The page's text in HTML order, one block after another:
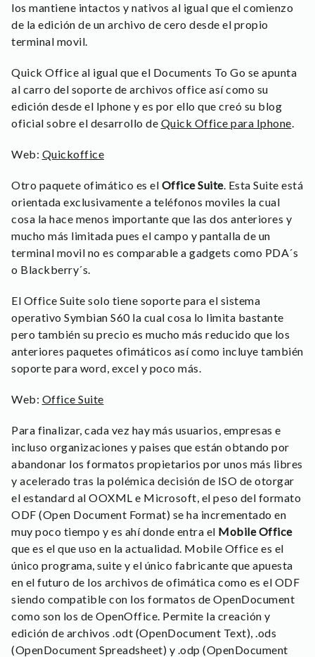
los mantiene intactos y nativos al igual que el comienzo
de la edición de un archivo de cero desde el propio
terminal movil.
Quick Office al igual que el Documents To Go se apunta
al carro del soporte de archivos office así como su
edición desde el Iphone y es por ello que creó su blog
oficial sobre el desarrollo de Quick Office para Iphone.
Web: Quickoffice
Otro paquete ofimático es el Office Suite. Esta Suite está
orientada exclusivamente a teléfonos moviles la cual
cosa la hace menos importante que las dos anteriores y
mucho más limitada pues el campo y pantalla de un
terminal movil no es comparable a gadgets como PDA´s
o Blackberry´s.
El Office Suite solo tiene soporte para el sistema
operativo Symbian S60 la cual cosa lo limita bastante
pero también su precio es mucho más reducido que los
anteriores paquetes ofimáticos así como incluye también
soporte para word, excel y poco más.
Web: Office Suite
Para finalizar, cada vez hay más usuarios, empresas e
incluso organizaciones y paises que están obtando por
abandonar los formatos propietarios por unos más libres
y acelerado tras la polémica decisión de ISO de otorgar
el estandard al OOXML e Microsoft, el peso del formato
ODF (Open Document Format) se ha incrementado en
muy poco tiempo y es ahí donde entra el Mobile Office
que es el que uso en la actualidad. Mobile Office es el
único programa, suite y el único fabricante que apuesta
en el futuro de los archivos de ofimática como es el ODF
siendo compatible con los formatos de OpenDocument
como son los de OpenOffice. Permite la creación y
edición de archivos .odt (OpenDocument Text), .ods
(OpenDocument Spreadsheet) y .odp (OpenDocument